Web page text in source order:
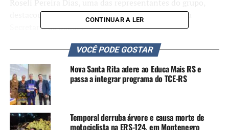
destacou a importância do espaço de escuta com a
Secretaria da Saúde:
“Esse diálogo com a
Secretaria da Saúde é um
passo importante para que
as demandas cheguem a
quem pode de fato
CONTINUAR A LER
VOCÊ PODE GOSTAR
Nova Santa Rita adere ao Educa Mais RS e
passa a integrar programa do TCE-RS
Temporal derruba árvore e causa morte de
motociclista na ERS-124, em Montenegro